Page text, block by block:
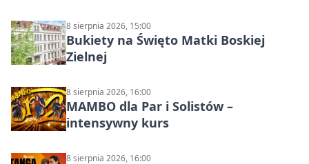
8 sierpnia 2026, 15:00
Bukiety na Święto Matki Boskiej
Zielnej
8 sierpnia 2026, 16:00
MAMBO dla Par i Solistów –
intensywny kurs
8 sierpnia 2026, 16:00